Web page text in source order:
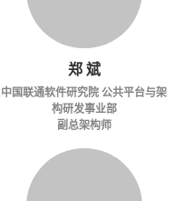
郑 斌
中国联通软件研究院 公共平台与架
构研发事业部
副总架构师